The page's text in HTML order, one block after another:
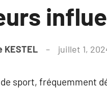
KESTEL juillet 1,
sport, fréquemment